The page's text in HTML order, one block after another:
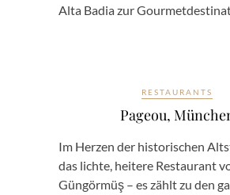
Alta Badia zur
RESTAURANTS
Pageou,
Im Herzen der historischen
das lichte, heitere Restaurant
Güngörmüş – es zählt zu den